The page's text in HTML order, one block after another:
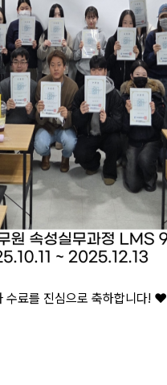
수료를 진심으로 축하합니다! ❤️